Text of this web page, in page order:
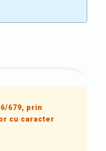
679, prin
cu caracter